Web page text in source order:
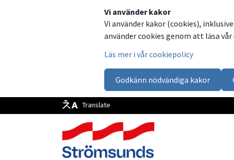
Vi använder kakor
Vi använder kakor (cookies),
använder cookies genom att läsa vår
Läs mer i vår cookiepolicy
Godkänn nödvändiga kakor
Translate